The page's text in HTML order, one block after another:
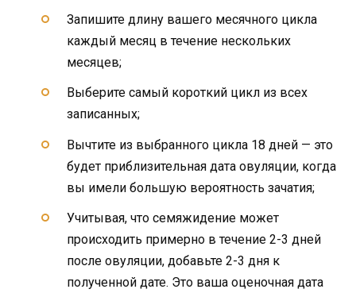
Запишите длину вашего месячного цикла
каждый месяц в течение нескольких
месяцев;
Выберите самый короткий цикл из всех
записанных;
Вычтите из выбранного цикла 18 дней — это
будет приблизительная дата овуляции, когда
вы имели большую вероятность зачатия;
Учитывая, что семяжидение может
происходить примерно в течение 2-3 дней
после овуляции, добавьте 2-3 дня к
полученной дате. Это ваша оценочная дата